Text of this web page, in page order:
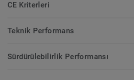
CE Kriterleri
Teknik Performans
Sürdürülebilirlik Performansı